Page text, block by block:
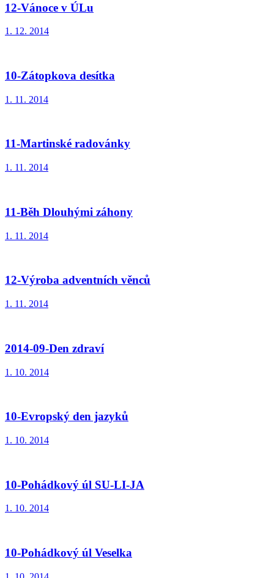
12-Vánoce v ÚLu
1. 12. 2014
10-Zátopkova desítka
1. 11. 2014
11-Martinské radovánky
1. 11. 2014
11-Běh Dlouhými záhony
1. 11. 2014
12-Výroba adventních věnců
1. 11. 2014
2014-09-Den zdraví
1. 10. 2014
10-Evropský den jazyků
1. 10. 2014
10-Pohádkový úl SU-LI-JA
1. 10. 2014
10-Pohádkový úl Veselka